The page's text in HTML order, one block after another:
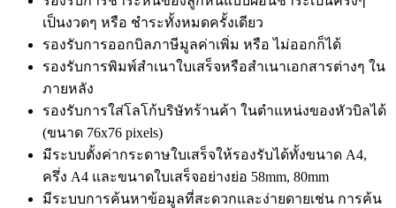
เป็นงวดๆ หรือ ชำระทั้งหมดครั้งเดียว
รองรับการออกบิลภาษีมูลค่าเพิ่ม หรือ ไม่ออกก็ได้
รองรับการพิมพ์สำเนาใบเสร็จหรือสำเนาเอกสารต่างๆ ใน
ภายหลัง
รองรับการใส่โลโก้บริษัทร้านค้า ในตำแหน่งของหัวบิลได้
(ขนาด 76x76 pixels)
มีระบบตั้งค่ากระดาษใบเสร็จให้รองรับได้ทั้งขนาด A4,
ครึ่ง A4 และขนาดใบเสร็จอย่างย่อ 58mm, 80mm
มีระบบการค้นหาข้อมูลที่สะดวกและง่ายดายเช่น การค้น